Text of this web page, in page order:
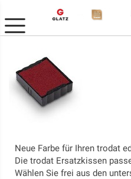
Neue Farbe für Ihren trodat
Die trodat Ersatzkissen
Wählen Sie frei aus den